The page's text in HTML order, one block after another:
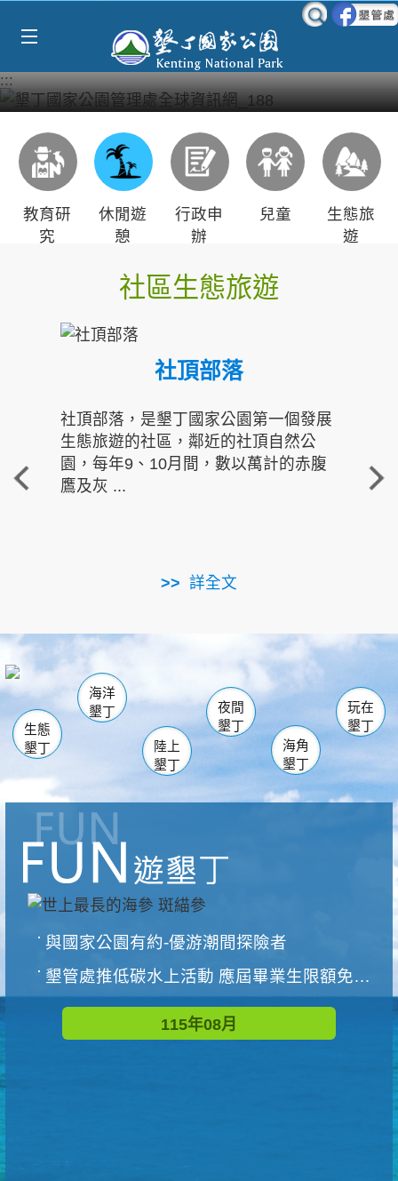
:::
教育研
究
休閒遊
憩
行政申
辦
兒童
生態旅
遊
社區生態旅遊
社頂部落
社頂部落，是墾丁國家公園第一個發展
生態旅遊的社區，鄰近的社頂自然公
園，每年9、10月間，數以萬計的赤腹
鷹及灰 ...
詳全文
重
走進
南仁湖
海生館
恆春 佳樂水
龍鑾潭自然中心 森林遊樂區
瓊麻館
關山 墾管處遊客中心
社頂公園 風吹沙
船帆石
白砂 龍磐公園
香蕉灣
砂島
鵝鑾鼻
生態
墾丁
海洋
墾丁
陸上
墾丁
夜間
墾丁
海角
墾丁
玩在
墾丁
與國家公園有約-優游潮間探險者
墾管處推低碳水上活動 應屆畢業生限額免費參加
115年08月